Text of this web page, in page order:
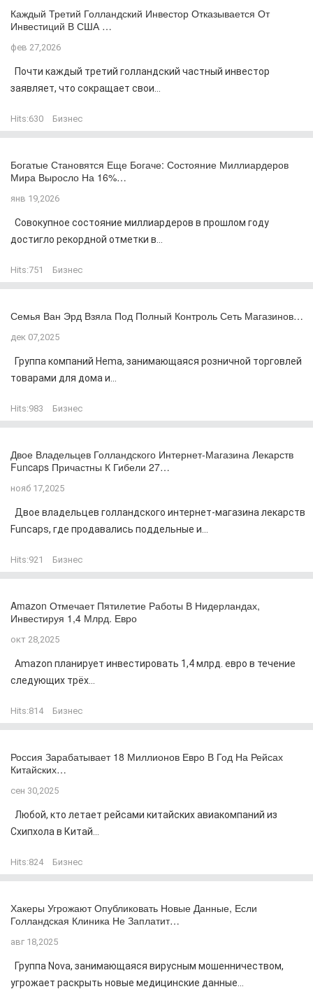
Каждый Третий Голландский Инвестор Отказывается От
Инвестиций В США …
фев 27,2026
Почти каждый третий голландский частный инвестор
заявляет, что сокращает свои...
Hits:630 Бизнес
Богатые Становятся Еще Богаче: Состояние Миллиардеров
Мира Выросло На 16%…
янв 19,2026
Совокупное состояние миллиардеров в прошлом году
достигло рекордной отметки в...
Hits:751 Бизнес
Семья Ван Эрд Взяла Под Полный Контроль Сеть Магазинов…
дек 07,2025
Группа компаний Hema, занимающаяся розничной торговлей
товарами для дома и...
Hits:983 Бизнес
Двое Владельцев Голландского Интернет-Магазина Лекарств
Funcaps Причастны К Гибели 27…
нояб 17,2025
Двое владельцев голландского интернет-магазина лекарств
Funcaps, где продавались поддельные и...
Hits:921 Бизнес
Amazon Отмечает Пятилетие Работы В Нидерландах,
Инвестируя 1,4 Млрд. Евро
окт 28,2025
Amazon планирует инвестировать 1,4 млрд. евро в течение
следующих трёх...
Hits:814 Бизнес
Россия Зарабатывает 18 Миллионов Евро В Год На Рейсах
Китайских…
сен 30,2025
Любой, кто летает рейсами китайских авиакомпаний из
Схипхола в Китай...
Hits:824 Бизнес
Хакеры Угрожают Опубликовать Новые Данные, Если
Голландская Клиника Не Заплатит…
авг 18,2025
Группа Nova, занимающаяся вирусным мошенничеством,
угрожает раскрыть новые медицинские данные...